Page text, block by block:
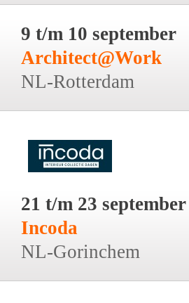
9 t/m 10 september
Architect@Work
NL-Rotterdam
21 t/m 23 september
Incoda
NL-Gorinchem